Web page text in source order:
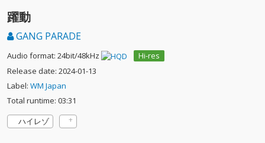
躍動
GANG PARADE
Audio format: 24bit/48kHz
Hi-res
Release date: 2024-01-13
Label: WM Japan
Total runtime: 03:31
ハイレゾ